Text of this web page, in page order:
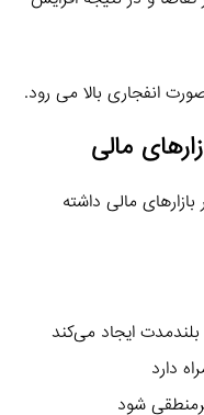
مالی
مالی داشته
ایجاد می‌کند
دارد
شود